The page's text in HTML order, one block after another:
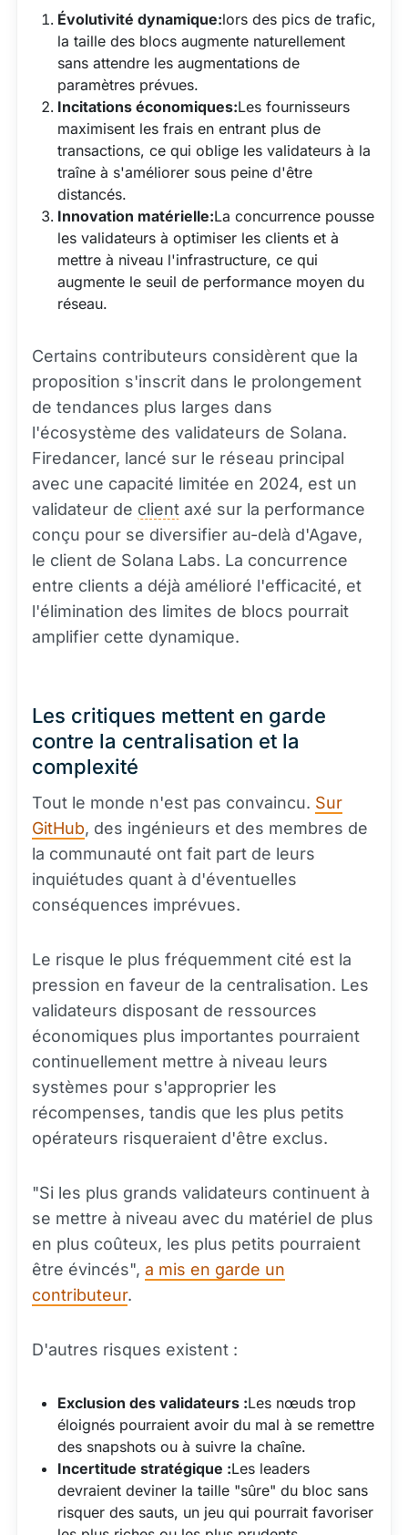
Évolutivité dynamique:lors des pics de trafic,
la taille des blocs augmente naturellement
sans attendre les augmentations de
paramètres prévues.
Incitations économiques:Les fournisseurs
maximisent les frais en entrant plus de
transactions, ce qui oblige les validateurs à la
traîne à s'améliorer sous peine d'être
distancés.
Innovation matérielle:La concurrence pousse
les validateurs à optimiser les clients et à
mettre à niveau l'infrastructure, ce qui
augmente le seuil de performance moyen du
réseau.
Certains contributeurs considèrent que la
proposition s'inscrit dans le prolongement
de tendances plus larges dans
l'écosystème des validateurs de Solana.
Firedancer, lancé sur le réseau principal
avec une capacité limitée en 2024, est un
validateur de client axé sur la performance
conçu pour se diversifier au-delà d'Agave,
le client de Solana Labs. La concurrence
entre clients a déjà amélioré l'efficacité, et
l'élimination des limites de blocs pourrait
amplifier cette dynamique.
Les critiques mettent en garde
contre la centralisation et la
complexité
Tout le monde n'est pas convaincu. Sur
GitHub, des ingénieurs et des membres de
la communauté ont fait part de leurs
inquiétudes quant à d'éventuelles
conséquences imprévues.
Le risque le plus fréquemment cité est la
pression en faveur de la centralisation. Les
validateurs disposant de ressources
économiques plus importantes pourraient
continuellement mettre à niveau leurs
systèmes pour s'approprier les
récompenses, tandis que les plus petits
opérateurs risqueraient d'être exclus.
"Si les plus grands validateurs continuent à
se mettre à niveau avec du matériel de plus
en plus coûteux, les plus petits pourraient
être évincés", a mis en garde un
contributeur.
D'autres risques existent :
Exclusion des validateurs :Les nœuds trop
éloignés pourraient avoir du mal à se remettre
des snapshots ou à suivre la chaîne.
Incertitude stratégique :Les leaders
devraient deviner la taille "sûre" du bloc sans
risquer des sauts, un jeu qui pourrait favoriser